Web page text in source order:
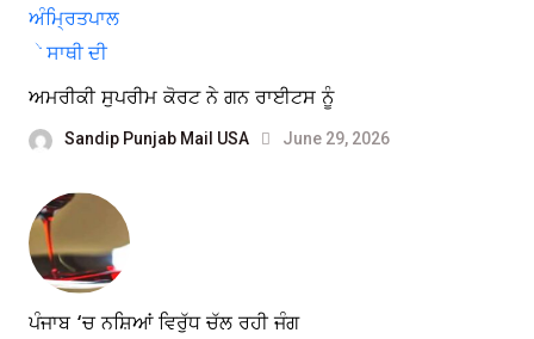
ਅਮਰੀਕੀ ਸੁਪਰੀਮ ਕੋਰਟ ਨੇ ਗਨ ਰਾਈਟਸ ਨੂੰ
Sandip Punjab Mail USA June 29, 2026
ਪੰਜਾਬ ‘ਚ ਨਸ਼ਿਆਂ ਵਿਰੁੱਧ ਚੱਲ ਰਹੀ ਜੰਗ